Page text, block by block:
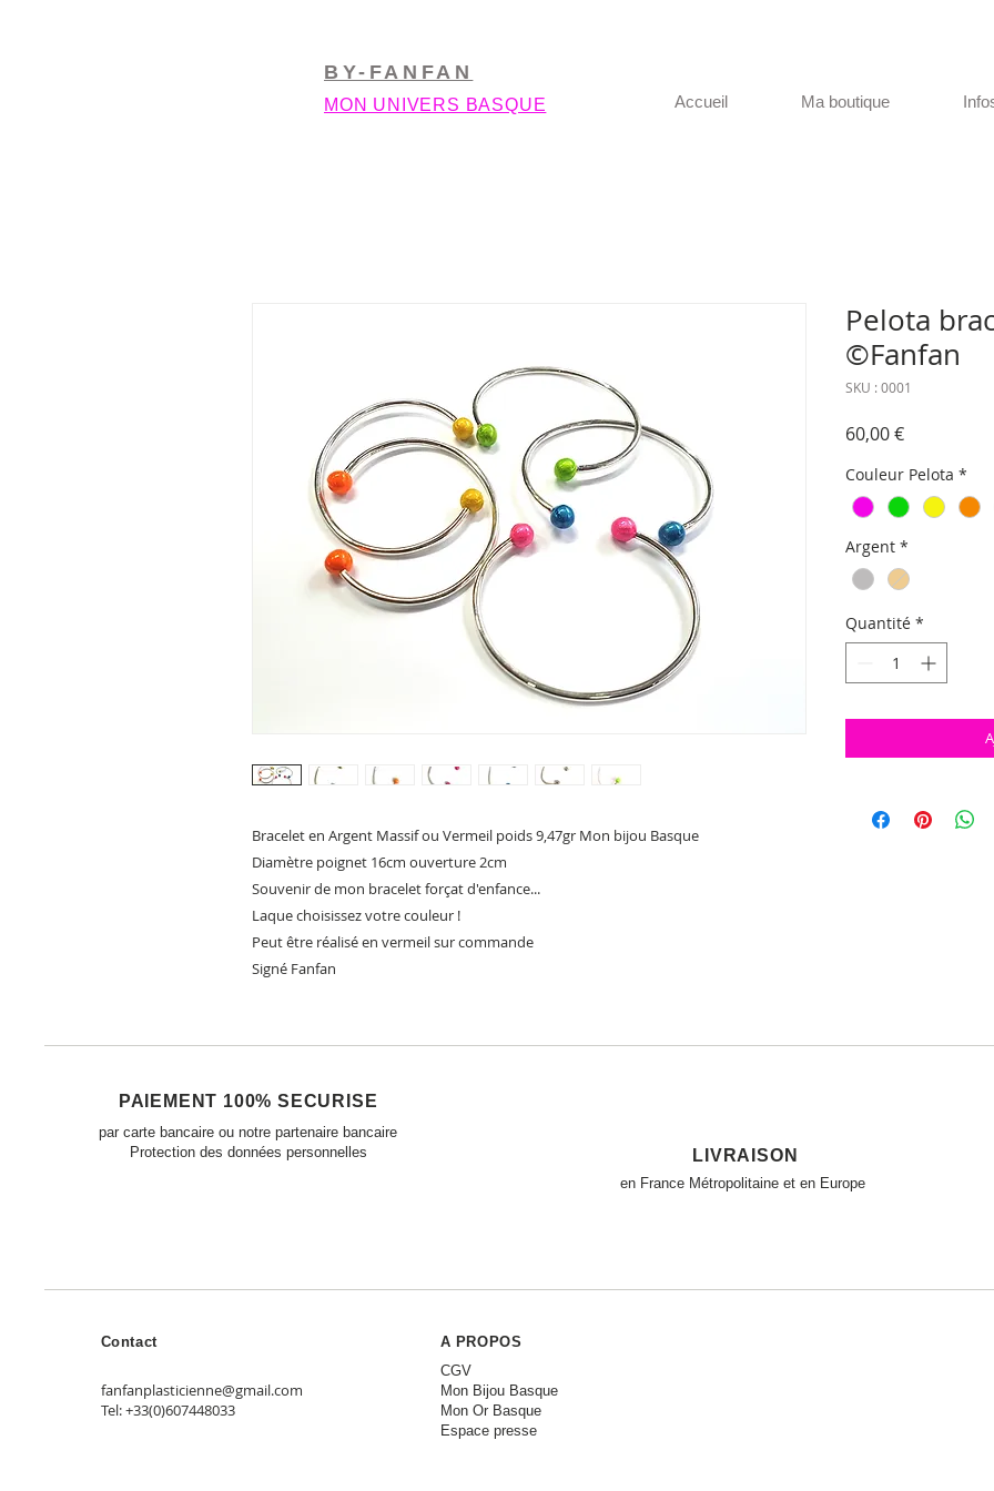
BY-FANFAN
MON UNIVERS BASQUE Accueil Ma boutique
Bracelet en Argent Massif ou Vermeil poids 9,47gr Mon bijou Basque
Diamètre poignet 16cm ouverture 2cm
Souvenir de mon bracelet forçat d'enfance...
Laque choisissez votre couleur !
Peut être réalisé en vermeil sur commande
Signé Fanfan
Pelota
©Fanfan
SKU : 0001
60,00 €Prix
Couleur Pelota *
Argent *
Quantité *
PAIEMENT 100% SECURISE
par carte bancaire ou notre partenaire bancaire
Protection des données personnelles
LIVRAISON
en France Métropolitaine et en Europe
Contact
fanfanplasticienne@gmail.com
Tel: +33(0)607448033
A PROPOS
CGV
Mon Bijou Basque
Mon Or Basque
Espace presse